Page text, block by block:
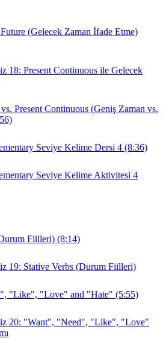
(Gelecek Zaman İfade Etme)
18: Present Continuous ile Gelecek
Present Continuous (Geniş Zaman vs.
Seviye Kelime Dersi 4 (8:36)
Seviye Kelime Aktivitesi 4
Fiilleri) (8:14)
19: Stative Verbs (Durum Fiilleri)
"Like", "Love" and "Hate" (5:55)
20: "Want", "Need", "Like", "Love"